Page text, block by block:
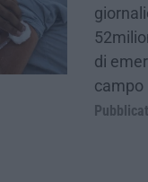
di
campo